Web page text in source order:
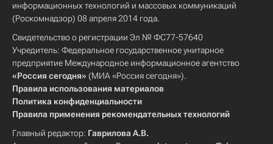
информационных технологий и массовых коммуникаций
(Роскомнадзор) 08 апреля 2014 года.
Свидетельство о регистрации Эл № ФС77-57640
Учредитель: Федеральное государственное унитарное
предприятие Международное информационное агентство
«Россия сегодня» (МИА «Россия сегодня»).
Правила использования материалов
Политика конфиденциальности
Правила применения рекомендательных технологий
Главный редактор: Гаврилова А.В.